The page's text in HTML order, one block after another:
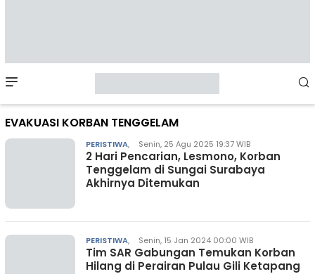
Menu
EVAKUASI KORBAN TENGGELAM
PERISTIWA, Senin, 25 Agu 2025 19:37 WIB
2 Hari Pencarian, Lesmono, Korban
Tenggelam di Sungai Surabaya
Akhirnya Ditemukan
PERISTIWA, Senin, 15 Jan 2024 00:00 WIB
Tim SAR Gabungan Temukan Korban
Hilang di Perairan Pulau Gili Ketapang